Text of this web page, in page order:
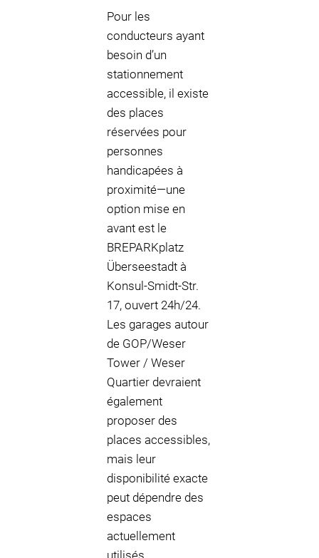
Pour les
conducteurs ayant
besoin d’un
stationnement
accessible, il existe
des places
réservées pour
personnes
handicapées à
proximité—une
option mise en
avant est le
BREPARKplatz
Überseestadt à
Konsul-Smidt-Str.
17, ouvert 24h/24.
Les garages autour
de GOP/Weser
Tower / Weser
Quartier devraient
également
proposer des
places accessibles,
mais leur
disponibilité exacte
peut dépendre des
espaces
actuellement